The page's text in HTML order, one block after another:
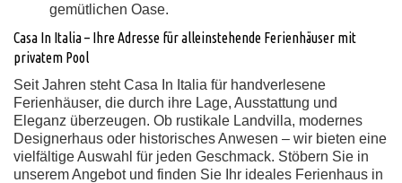
gemütlichen Oase.
Casa In Italia – Ihre Adresse für alleinstehende Ferienhäuser mit
privatem Pool
Seit Jahren steht Casa In Italia für handverlesene
Ferienhäuser, die durch ihre Lage, Ausstattung und
Eleganz überzeugen. Ob rustikale Landvilla, modernes
Designerhaus oder historisches Anwesen – wir bieten eine
vielfältige Auswahl für jeden Geschmack. Stöbern Sie in
unserem Angebot und finden Sie Ihr ideales Ferienhaus in